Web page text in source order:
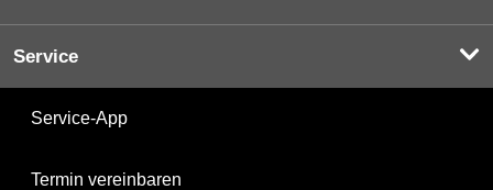
Service
Service-App
Termin vereinbaren